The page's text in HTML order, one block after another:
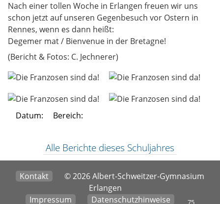
Nach einer tollen Woche in Erlangen freuen wir uns
schon jetzt auf unseren Gegenbesuch vor Ostern in
Rennes, wenn es dann heißt:
Degemer mat / Bienvenue in der Bretagne!
(Bericht & Fotos: C. Jechnerer)
Datum: Bereich:
Alle Berichte dieses Schuljahres
Kontakt
© 2026 Albert-Schweitzer-Gymnasium
Erlangen
Impressum
Datenschutzhinweise 75